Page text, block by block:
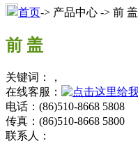
首页-> 产品中心 -> 前 盖
前 盖
关键词：，
在线客服：
电话：(86)510-8668 5808
传真：(86)510-8668 5800
联系人：